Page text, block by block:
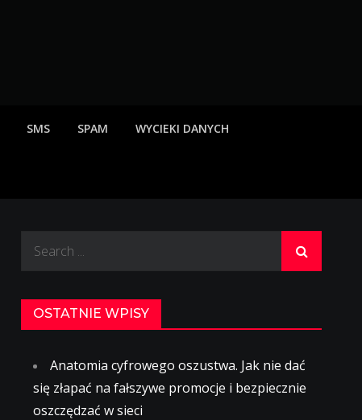
SMS SPAM WYCIEKI DANYCH
OSTATNIE WPISY
Anatomia cyfrowego oszustwa. Jak nie dać
się złapać na fałszywe promocje i bezpiecznie
oszczędzać w sieci